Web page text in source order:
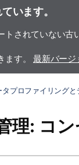
います。
トされていない
ます。 最新バージ
タプロファイリングと
理: コ